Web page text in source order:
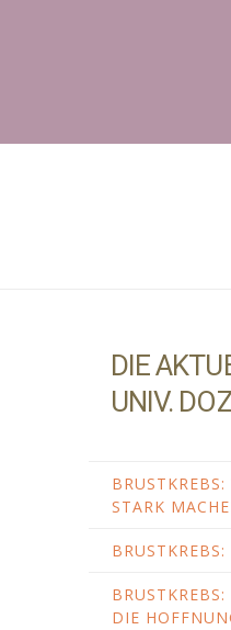
DIE
UNIV.
STARK
DIE